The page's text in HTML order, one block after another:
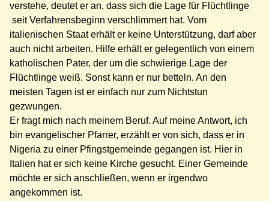
verstehe, deutet er an, dass sich die Lage für Flüchtlinge
seit Verfahrensbeginn verschlimmert hat. Vom
italienischen Staat erhält er keine Unterstützung, darf aber
auch nicht arbeiten. Hilfe erhält er gelegentlich von einem
katholischen Pater, der um die schwierige Lage der
Flüchtlinge weiß. Sonst kann er nur betteln. An den
meisten Tagen ist er einfach nur zum Nichtstun
gezwungen.
Er fragt mich nach meinem Beruf. Auf meine Antwort, ich
bin evangelischer Pfarrer, erzählt er von sich, dass er in
Nigeria zu einer Pfingstgemeinde gegangen ist. Hier in
Italien hat er sich keine Kirche gesucht. Einer Gemeinde
möchte er sich anschließen, wenn er irgendwo
angekommen ist.